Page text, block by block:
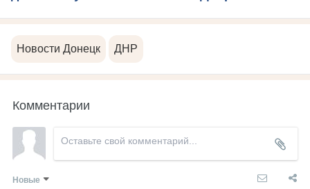
Новости Донецк ДНР
Комментарии
Новые